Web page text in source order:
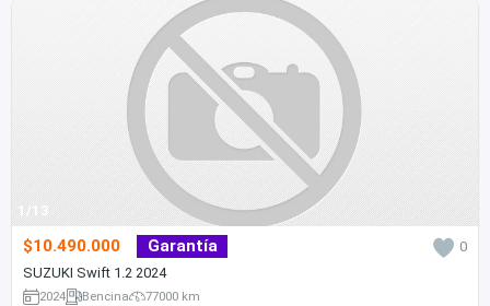
1/13
$10.490.000 Garantía
0
SUZUKI Swift 1.2 2024
2024 Bencina 77000 km